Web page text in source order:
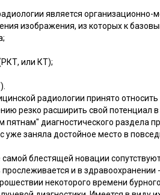
является организационно-
изображения, из которых к
или КТ);
радиологии принято
резко расширить свой потенциал
пятнам" диагностического раздела
заняла достойное место в
блестящей новации
и в
некоторого времени